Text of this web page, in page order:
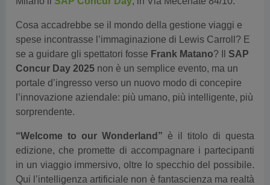
Cosa accadrebbe se il mondo della gestione viaggi e
spese incontrasse l’immaginazione di Lewis Carroll? E
se a guidare gli spettatori fosse Frank Matano? Il SAP
Concur Day 2025 non è un semplice evento, ma un
portale d’ingresso verso un nuovo modo di concepire
l’innovazione aziendale: più umano, più intelligente, più
sorprendente.
“Welcome to our Wonderland” è il titolo di questa
edizione, che promette di accompagnare i partecipanti
in un viaggio immersivo, oltre lo specchio del possibile.
Qui l’intelligenza artificiale non è fantascienza ma realtà